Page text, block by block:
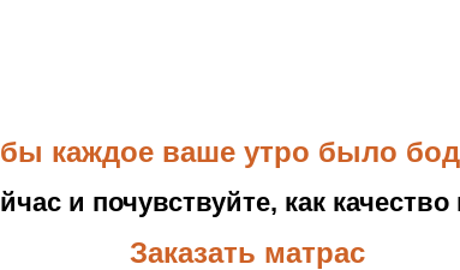
каждое ваше утро было
и почувствуйте, как
Заказать матрас